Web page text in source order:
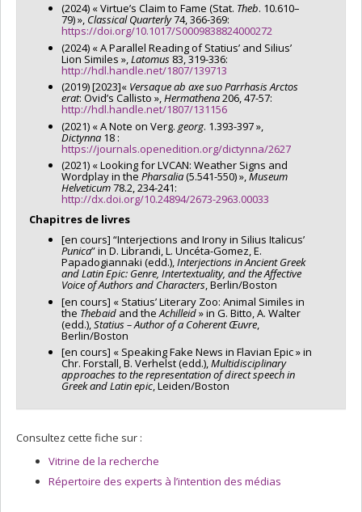
(2024) « Virtue’s Claim to Fame (Stat. Theb. 10.610–
79) », Classical Quarterly74, 366-369:
https://doi.org/10.1017/S0009838824000272
(2024) « A Parallel Reading of Statius’ and Silius’
Lion Similes »,Latomus 83, 319-336:
http://hdl.handle.net/1807/139713
(2019) [2023]« Versaque ab axe suo Parrhasis Arctos
erat: Ovid’s Callisto »,Hermathena206, 47-57:
http://hdl.handle.net/1807/131156
(2021) « A Note on Verg. georg. 1.393-397 »,
Dictynna 18 :
https://journals.openedition.org/dictynna/2627
(2021) « Looking for LVCAN: Weather Signs and
Wordplay in the Pharsalia(5.541-550) »,Museum
Helveticum78.2, 234-241:
http://dx.doi.org/10.24894/2673-2963.00033
Chapitres de livres
[en cours] “Interjections and Irony in Silius Italicus’
Punica” in D. Librandi, L. Uncéta-Gomez, E.
Papadogiannaki (edd.),Interjections in Ancient Greek
and Latin Epic: Genre, Intertextuality, and the Affective
Voice of Authors and Characters, Berlin/Boston
[en cours] « Statius’ Literary Zoo: Animal Similes in
the Thebaid and theAchilleid» in G. Bitto, A. Walter
(edd.),Statius – Author of a Coherent Œuvre,
Berlin/Boston
[en cours] « Speaking Fake News in Flavian Epic » in
Chr. Forstall, B. Verhelst (edd.),Multidisciplinary
approaches to the representation of direct speech in
Greek and Latin epic, Leiden/Boston
Consultez cette fiche sur :
Vitrine de la recherche
Répertoire des experts à l’intention des médias